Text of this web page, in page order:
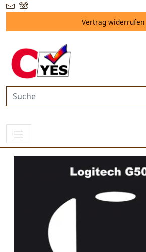
Vertrag widerrufen